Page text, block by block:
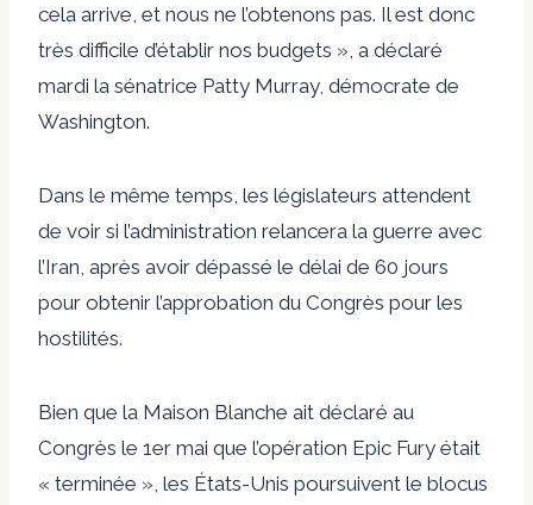
cela arrive, et nous ne l’obtenons pas. Il est donc
très difficile d’établir nos budgets », a déclaré
mardi la sénatrice Patty Murray, démocrate de
Washington.
Dans le même temps, les législateurs attendent
de voir si l’administration relancera la guerre avec
l’Iran, après avoir dépassé le délai de 60 jours
pour obtenir l’approbation du Congrès pour les
hostilités.
Bien que la Maison Blanche ait déclaré au
Congrès le 1er mai que l’opération Epic Fury était
« terminée », les États-Unis poursuivent le blocus